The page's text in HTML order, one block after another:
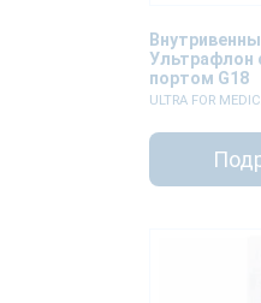
Ультрафлон
портом G18
ULTRA FOR